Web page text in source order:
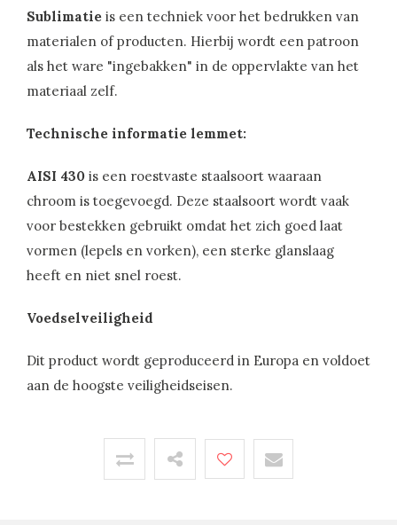
Sublimatie is een techniek voor het bedrukken van
materialen of producten. Hierbij wordt een patroon
als het ware "ingebakken" in de oppervlakte van het
materiaal zelf.
Technische informatie lemmet:
AISI 430 is een roestvaste staalsoort waaraan
chroom is toegevoegd. Deze staalsoort wordt vaak
voor bestekken gebruikt omdat het zich goed laat
vormen (lepels en vorken), een sterke glanslaag
heeft en niet snel roest.
Voedselveiligheid
Dit product wordt geproduceerd in Europa en voldoet
aan de hoogste veiligheidseisen.